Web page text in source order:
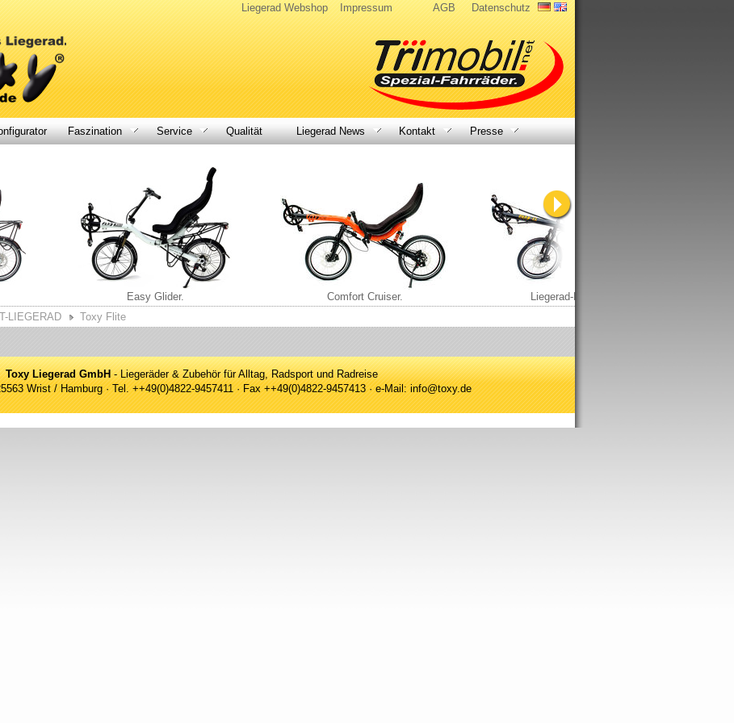
Liegerad Webshop Impressum AGB Datenschutz
Faszination Service Qualität Liegerad News Kontakt Presse
Easy Glider. Comfort Cruiser.
Liegerad-Klassiker.
LIEGERAD Toxy Flite
Toxy Liegerad GmbH- Liegeräder & Zubehör für Alltag, Radsport und Radreise
Wrist / Hamburg · Tel. ++49(0)4822-9457411 · Fax ++49(0)4822-9457413 · e-Mail: info@toxy.de